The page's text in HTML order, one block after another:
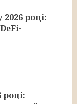
році:
році: